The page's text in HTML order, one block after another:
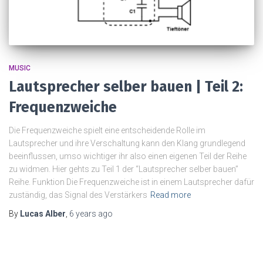
MUSIC
Lautsprecher selber bauen | Teil 2:
Frequenzweiche
Die Frequenzweiche spielt eine entscheidende Rolle im
Lautsprecher und ihre Verschaltung kann den Klang grundlegend
beeinflussen, umso wichtiger ihr also einen eigenen Teil der Reihe
zu widmen. Hier gehts zu Teil 1 der “Lautsprecher selber bauen”
Reihe. Funktion Die Frequenzweiche ist in einem Lautsprecher dafür
zuständig, das Signal des Verstärkers Read more
By Lucas Alber 6 years ago